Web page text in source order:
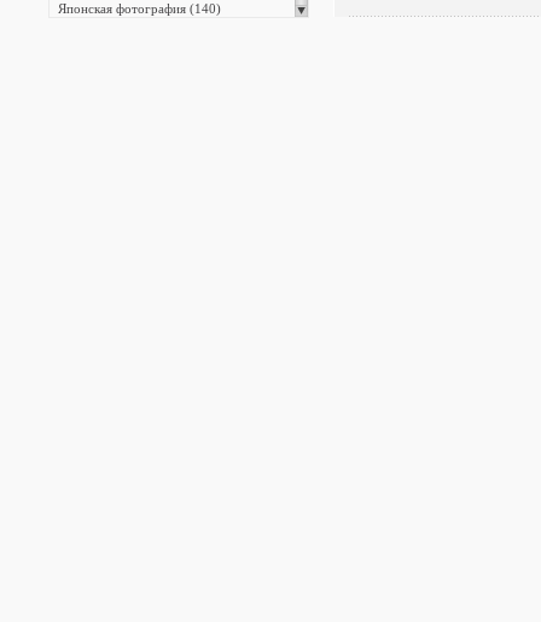
Японская фотография (140)